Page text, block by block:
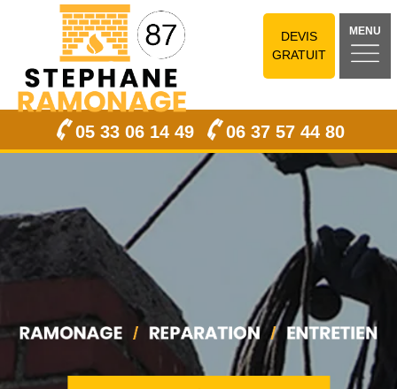
DEVIS
GRATUIT
MENU
05 33 06 14 49 06 37 57 44 80